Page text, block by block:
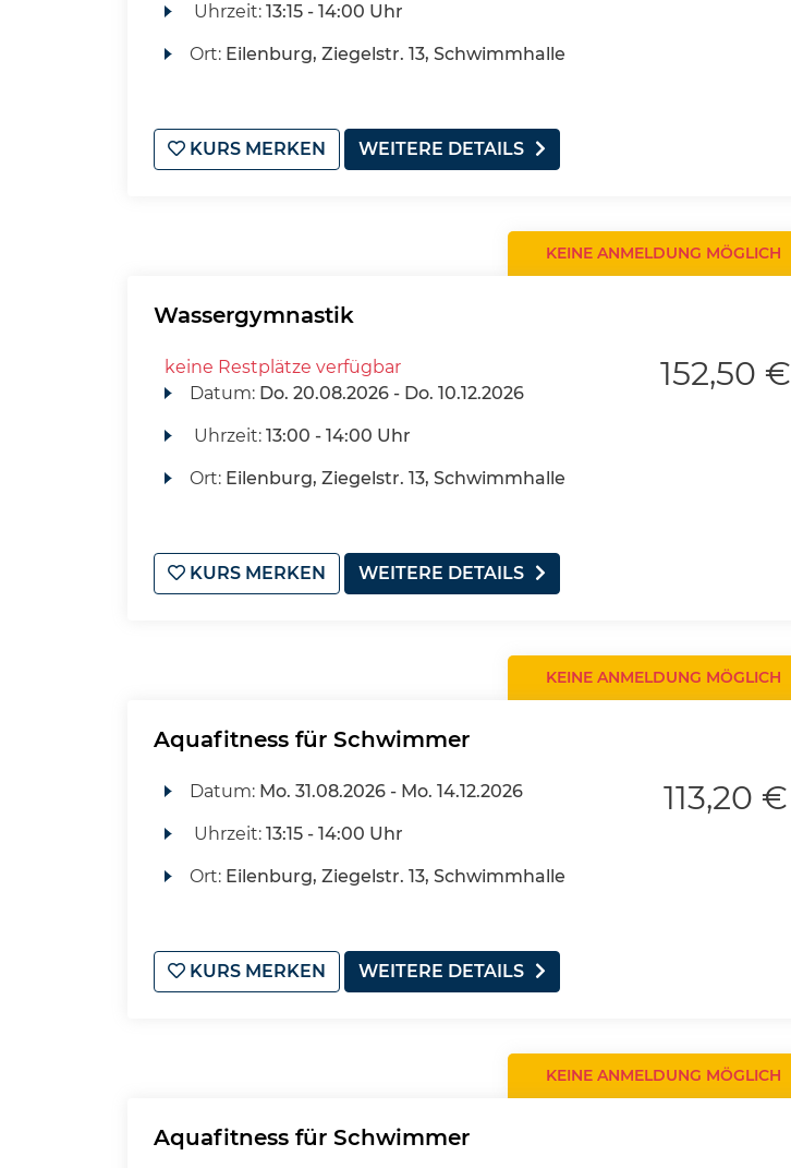
Uhrzeit: 13:15 - 14:00 Uhr
Ort: Eilenburg, Ziegelstr. 13, Schwimmhalle
KURS MERKEN WEITERE DETAILS
KEINE ANMELDUNG MÖGLICH
Wassergymnastik
keine Restplätze verfügbar
Datum: Do. 20.08.2026 - Do. 10.12.2026
Uhrzeit: 13:00 - 14:00 Uhr
Ort: Eilenburg, Ziegelstr. 13, Schwimmhalle
152,50 €
KURS MERKEN WEITERE DETAILS
KEINE ANMELDUNG MÖGLICH
Aquafitness für Schwimmer
Datum: Mo. 31.08.2026 - Mo. 14.12.2026
Uhrzeit: 13:15 - 14:00 Uhr
Ort: Eilenburg, Ziegelstr. 13, Schwimmhalle
113,20 €
KURS MERKEN WEITERE DETAILS
KEINE ANMELDUNG MÖGLICH
Aquafitness für Schwimmer